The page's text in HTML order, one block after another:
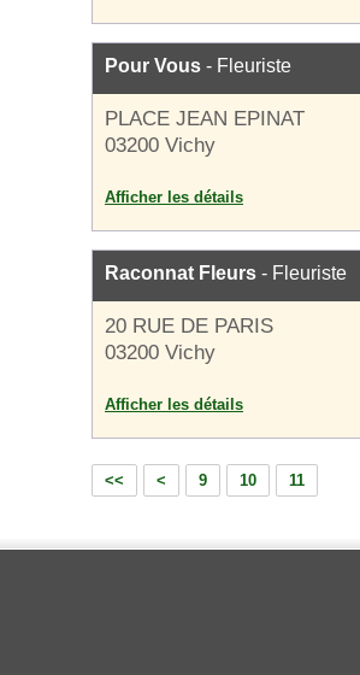
Pour Vous - Fleuriste
PLACE JEAN EPINAT
03200 Vichy
Afficher les détails
Raconnat Fleurs - Fleuriste
20 RUE DE PARIS
03200 Vichy
Afficher les détails
<< < 9 10 11